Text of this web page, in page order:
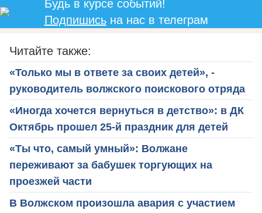
Будь в курсе событий!
Подпишисьна нас в телеграм
Читайте также:
«Только мы в ответе за своих детей», -
руководитель волжского поискового отряда
«Иногда хочется вернуться в детство»: в ДК
Октябрь прошел 25-й праздник для детей
«Ты что, самый умный»: Волжане
переживают за бабушек торгующих на
проезжей части
В Волжском произошла авария с участием